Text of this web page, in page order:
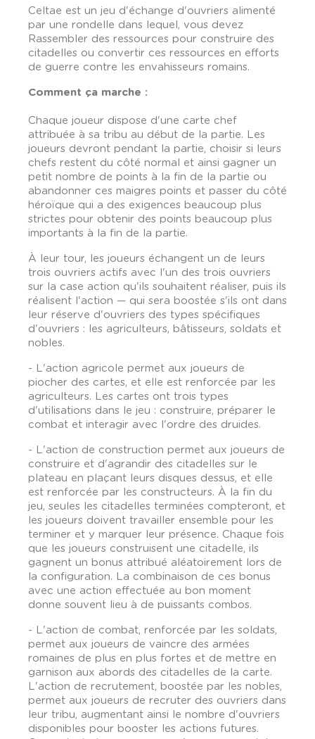
Celtae est un jeu d'échange d'ouvriers alimenté
par une rondelle dans lequel, vous devez
Rassembler des ressources pour construire des
citadelles ou convertir ces ressources en efforts
de guerre contre les envahisseurs romains.
Comment ça marche :
Chaque joueur dispose d'une carte chef
attribuée à sa tribu au début de la partie. Les
joueurs devront pendant la partie, choisir si leurs
chefs restent du côté normal et ainsi gagner un
petit nombre de points à la fin de la partie ou
abandonner ces maigres points et passer du côté
héroïque qui a des exigences beaucoup plus
strictes pour obtenir des points beaucoup plus
importants à la fin de la partie.
À leur tour, les joueurs échangent un de leurs
trois ouvriers actifs avec l'un des trois ouvriers
sur la case action qu'ils souhaitent réaliser, puis ils
réalisent l'action — qui sera boostée s'ils ont dans
leur réserve d'ouvriers des types spécifiques
d'ouvriers : les agriculteurs, bâtisseurs, soldats et
nobles.
- L'action agricole permet aux joueurs de
piocher des cartes, et elle est renforcée par les
agriculteurs. Les cartes ont trois types
d'utilisations dans le jeu : construire, préparer le
combat et interagir avec l'ordre des druides.
- L'action de construction permet aux joueurs de
construire et d'agrandir des citadelles sur le
plateau en plaçant leurs disques dessus, et elle
est renforcée par les constructeurs. À la fin du
jeu, seules les citadelles terminées compteront, et
les joueurs doivent travailler ensemble pour les
terminer et y marquer leur présence. Chaque fois
que les joueurs construisent une citadelle, ils
gagnent un bonus attribué aléatoirement lors de
la configuration. La combinaison de ces bonus
avec une action effectuée au bon moment
donne souvent lieu à de puissants combos.
- L'action de combat, renforcée par les soldats,
permet aux joueurs de vaincre des armées
romaines de plus en plus fortes et de mettre en
garnison aux abords des citadelles de la carte.
L'action de recrutement, boostée par les nobles,
permet aux joueurs de recruter des ouvriers dans
leur tribu, augmentant ainsi le nombre d'ouvriers
disponibles pour booster les actions futures.